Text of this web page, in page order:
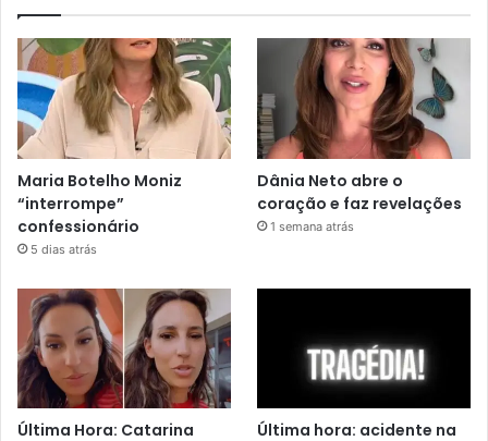
Maria Botelho Moniz
“interrompe”
confessionário
5 dias atrás
Dânia Neto abre o
coração e faz revelações
1 semana atrás
Última Hora: Catarina Última hora: acidente na